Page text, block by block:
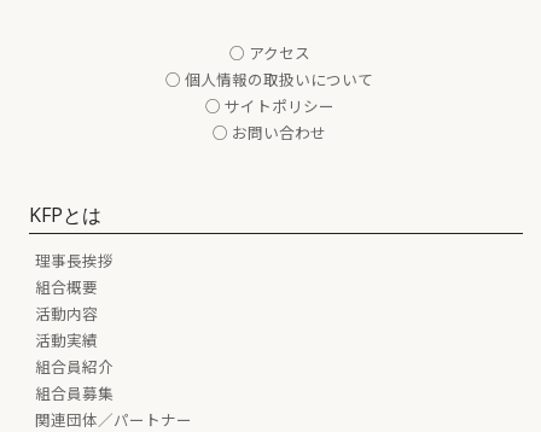
○ アクセス
○ 個人情報の取扱いについて
○ サイトポリシー
○ お問い合わせ
KFPとは
理事長挨拶
組合概要
活動内容
活動実績
組合員紹介
組合員募集
関連団体／パートナー